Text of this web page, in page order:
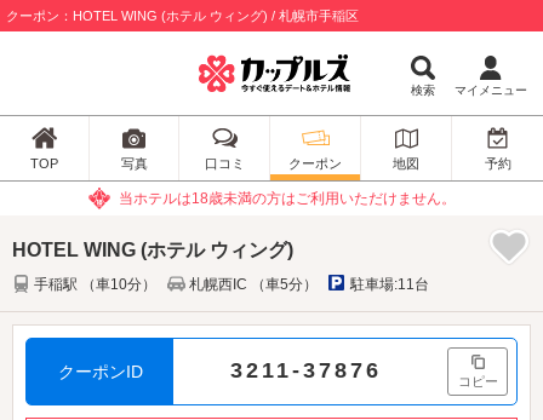
クーポン：HOTEL WING (ホテル ウィング) / 札幌市手稲区
検索 マイメニュー
TOP 写真 口コミ クーポン 地図 予約
当ホテルは18歳未満の方はご利用いただけません。
HOTEL WING (ホテル ウィング)
手稲駅 （車10分） 札幌西IC （車5分） 駐車場:11台
クーポンID 3211-37876 コピー